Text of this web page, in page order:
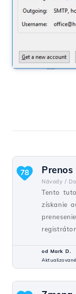
Návody /
Tento
získanie
78
od Mark D.